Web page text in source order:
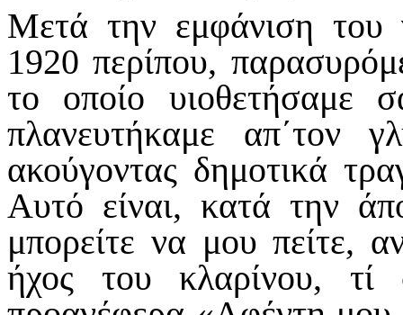
Μετά την εμφάνιση του
1920 περίπου,
το οποίο υιοθετήσαμε
πλανευτήκαμε απ΄τον
ακούγοντας δημοτικά
Αυτό είναι, κατά την
μπορείτε να μου πείτε,
ήχος του κλαρίνου, τί